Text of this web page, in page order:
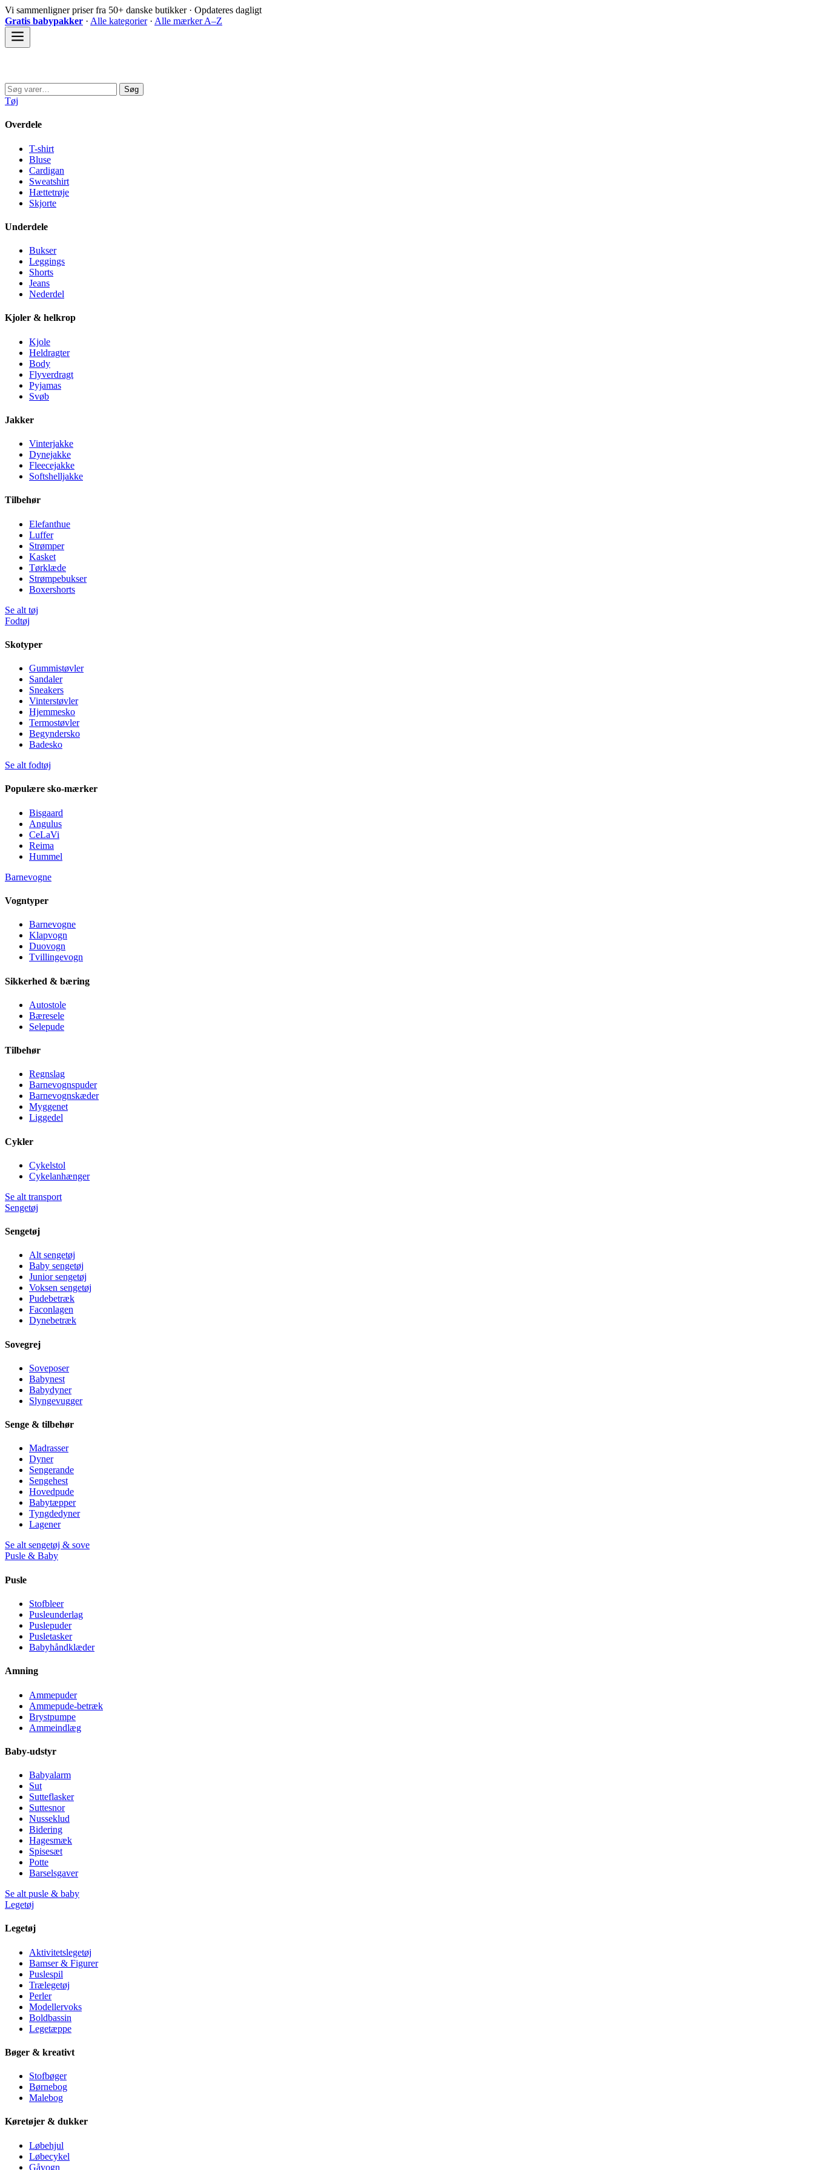
Spring
til
indhold
Vi sammenligner priser fra 50+ danske butikker · Opdateres dagligt
Gratis babypakker · Alle kategorier· Alle mærker A–Z
Søg
efter:
Søg
Tøj
Overdele
T-shirt
Bluse
Cardigan
Sweatshirt
Hættetrøje
Skjorte
Underdele
Bukser
Leggings
Shorts
Jeans
Nederdel
Kjoler & helkrop
Kjole
Heldragter
Body
Flyverdragt
Pyjamas
Svøb
Jakker
Vinterjakke
Dynejakke
Fleecejakke
Softshelljakke
Tilbehør
Elefanthue
Luffer
Strømper
Kasket
Tørklæde
Strømpebukser
Boxershorts
Se alt tøj
Fodtøj
Skotyper
Gummistøvler
Sandaler
Sneakers
Vinterstøvler
Hjemmesko
Termostøvler
Begyndersko
Badesko
Se alt fodtøj
Populære sko-mærker
Bisgaard
Angulus
CeLaVi
Reima
Hummel
Barnevogne
Vogntyper
Barnevogne
Klapvogn
Duovogn
Tvillingevogn
Sikkerhed & bæring
Autostole
Bæresele
Selepude
Tilbehør
Regnslag
Barnevognspuder
Barnevognskæder
Myggenet
Liggedel
Cykler
Cykelstol
Cykelanhænger
Se alt transport
Sengetøj
Sengetøj
Alt sengetøj
Baby sengetøj
Junior sengetøj
Voksen sengetøj
Pudebetræk
Faconlagen
Dynebetræk
Sovegrej
Soveposer
Babynest
Babydyner
Slyngevugger
Senge & tilbehør
Madrasser
Dyner
Sengerande
Sengehest
Hovedpude
Babytæpper
Tyngdedyner
Lagener
Se alt sengetøj & sove
Pusle & Baby
Pusle
Stofbleer
Pusleunderlag
Puslepuder
Pusletasker
Babyhåndklæder
Amning
Ammepuder
Ammepude-betræk
Brystpumpe
Ammeindlæg
Baby-udstyr
Babyalarm
Sut
Sutteflasker
Suttesnor
Nusseklud
Bidering
Hagesmæk
Spisesæt
Potte
Barselsgaver
Se alt pusle & baby
Legetøj
Legetøj
Aktivitetslegetøj
Bamser & Figurer
Puslespil
Trælegetøj
Perler
Modellervoks
Boldbassin
Legetæppe
Bøger & kreativt
Stofbøger
Børnebog
Malebog
Køretøjer & dukker
Løbehjul
Løbecykel
Gåvogn